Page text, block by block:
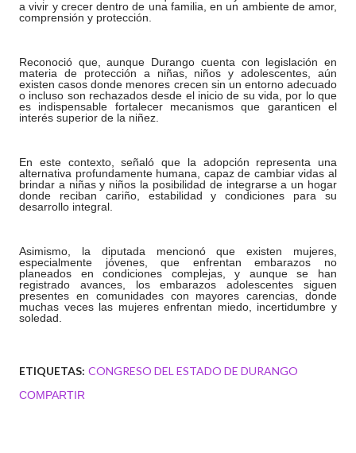
a vivir y crecer dentro de una familia, en un ambiente de amor,
comprensión y protección.
Reconoció que, aunque Durango cuenta con legislación en
materia de protección a niñas, niños y adolescentes, aún
existen casos donde menores crecen sin un entorno adecuado
o incluso son rechazados desde el inicio de su vida, por lo que
es indispensable fortalecer mecanismos que garanticen el
interés superior de la niñez.
En este contexto, señaló que la adopción representa una
alternativa profundamente humana, capaz de cambiar vidas al
brindar a niñas y niños la posibilidad de integrarse a un hogar
donde reciban cariño, estabilidad y condiciones para su
desarrollo integral.
Asimismo, la diputada mencionó que existen mujeres,
especialmente jóvenes, que enfrentan embarazos no
planeados en condiciones complejas, y aunque se han
registrado avances, los embarazos adolescentes siguen
presentes en comunidades con mayores carencias, donde
muchas veces las mujeres enfrentan miedo, incertidumbre y
soledad.
ETIQUETAS: CONGRESO DEL ESTADO DE DURANGO
COMPARTIR